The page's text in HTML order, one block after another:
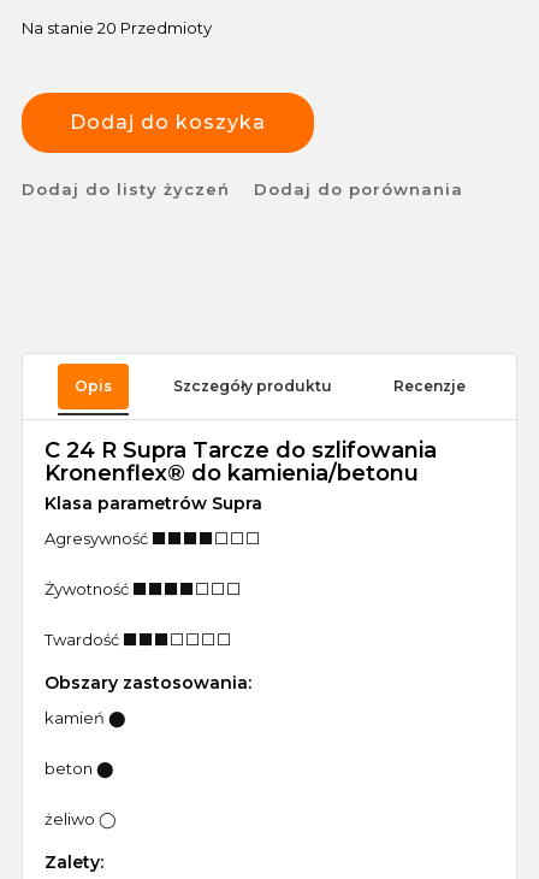
Na stanie 20 Przedmioty
Dodaj do koszyka
Dodaj do listy życzeń Dodaj do porównania
Opis Szczegóły produktu Recenzje
C 24 R Supra Tarcze do szlifowania
Kronenflex® do kamienia/betonu
Klasa parametrów Supra
Agresywność ⬛️⬛️⬛️⬛️⬜️⬜️⬜️
Żywotność ⬛️⬛️⬛️⬛️⬜️⬜️⬜️
Twardość ⬛️⬛️⬛️⬜️⬜️⬜️⬜️
Obszary zastosowania:
kamień ⬤
beton ⬤
żeliwo ◯
Zalety: